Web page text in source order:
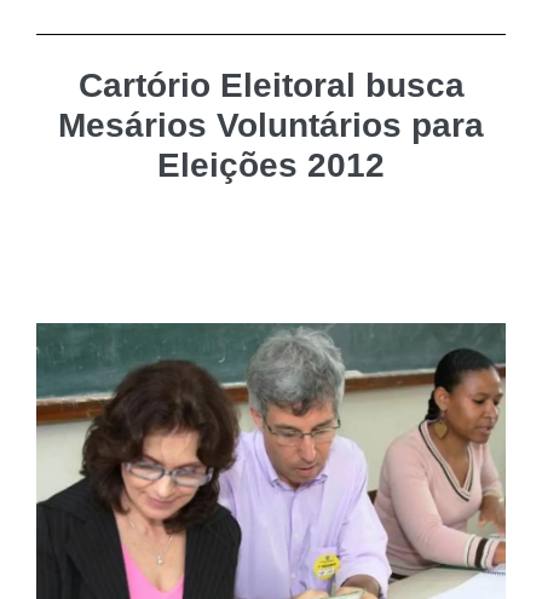
Cartório Eleitoral busca
Mesários Voluntários para
Eleições 2012